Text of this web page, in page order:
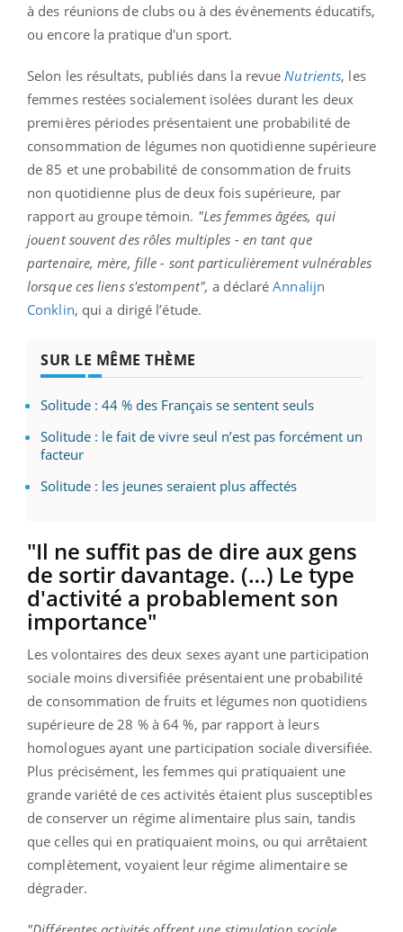
à des réunions de clubs ou à des événements éducatifs,
ou encore la pratique d'un sport.
Selon les résultats, publiés dans la revue Nutrients, les
femmes restées socialement isolées durant les deux
premières périodes présentaient une probabilité de
consommation de légumes non quotidienne supérieure
de 85 et une probabilité de consommation de fruits
non quotidienne plus de deux fois supérieure, par
rapport au groupe témoin. "Les femmes âgées, qui
jouent souvent des rôles multiples - en tant que
partenaire, mère, fille - sont particulièrement vulnérables
lorsque ces liens s'estompent", a déclaréAnnalijn
Conklin, qui a dirigé l’étude.
SUR LE MÊME THÈME
Solitude : 44 % des Français se sentent seuls
Solitude : le fait de vivre seul n’est pas forcément un
facteur
Solitude : les jeunes seraient plus affectés
"Il ne suffit pas de dire aux gens
de sortir davantage. (…) Le type
d'activité a probablement son
importance"
Les volontaires des deux sexes ayant une participation
sociale moins diversifiée présentaient une probabilité
de consommation de fruits et légumes non quotidiens
supérieure de 28 % à 64 %, par rapport à leurs
homologues ayant une participation sociale diversifiée.
Plus précisément, les femmes qui pratiquaient une
grande variété de ces activités étaient plus susceptibles
de conserver un régime alimentaire plus sain, tandis
que celles qui en pratiquaient moins, ou qui arrêtaient
complètement, voyaient leur régime alimentaire se
dégrader.